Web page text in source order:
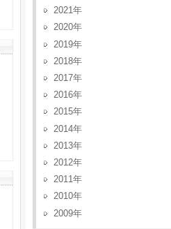
2021
2020
2019
2018
2017
2016
2015
2014
2013
2012
2011
2010
2009